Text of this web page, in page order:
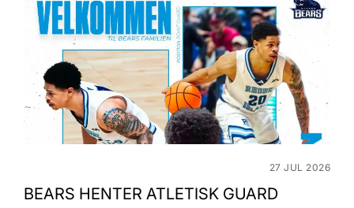
27 JUL 2026
BEARS HENTER ATLETISK GUARD